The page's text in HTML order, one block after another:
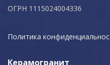
ОГРН 1115024004336
Политика
Керамогранит